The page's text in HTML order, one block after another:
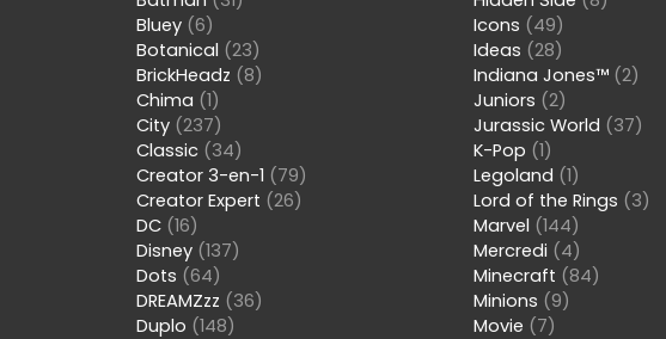
Bluey (6)
Botanical (23)
BrickHeadz (8)
Chima (1)
City (237)
Classic (34)
Creator 3-en-1 (79)
Creator Expert (26)
DC (16)
Disney (137)
Dots (64)
DREAMZzz (36)
Duplo (148)
Icons (49)
Ideas (28)
Indiana Jones™ (2)
Juniors (2)
Jurassic World (37)
K-Pop (1)
Legoland (1)
Lord of the Rings (3)
Marvel (144)
Mercredi (4)
Minecraft (84)
Minions (9)
Movie (7)